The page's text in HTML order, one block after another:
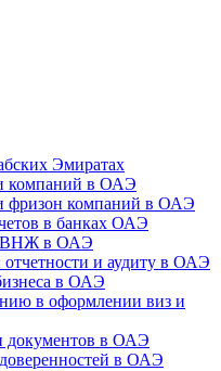
Эмиратах
компаний в ОАЭ
фризон компаний в ОАЭ
в банках ОАЭ
ВНЖ в ОАЭ
и аудиту в ОАЭ
в ОАЭ
в оформлении виз и
документов в ОАЭ
в ОАЭ